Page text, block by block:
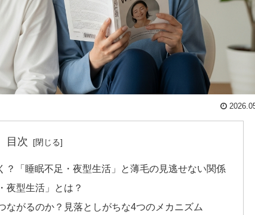
目次
？「睡眠不足・夜型生活」と薄毛の見逃せない関係
夜型生活」とは？
ながるのか？見落としがちな4つのメカニズム